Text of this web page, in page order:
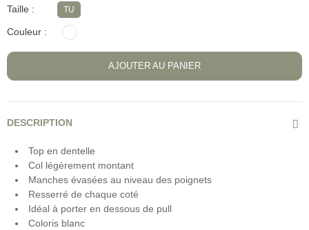
Taille TU
Couleur
AJOUTER AU PANIER
DESCRIPTION
Top en dentelle
Col légèrement montant
Manches évasées au niveau des poignets
Resserré de chaque coté
Idéal à porter en dessous de pull
Coloris blanc